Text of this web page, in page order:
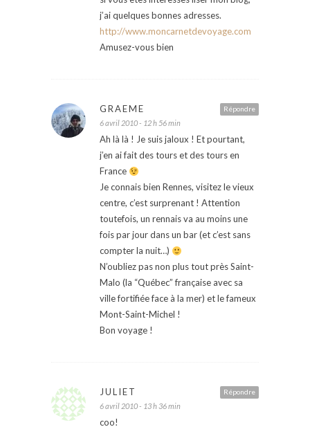
j’ai quelques bonnes adresses.
http://www.moncarnetdevoyage.com
Amusez-vous bien
Répondre
GRAEME
6 avril 2010 - 12 h 56 min
Ah là là ! Je suis jaloux ! Et pourtant,
j’en ai fait des tours et des tours en
France
Je connais bien Rennes, visitez le vieux
centre, c’est surprenant ! Attention
toutefois, un rennais va au moins une
fois par jour dans un bar (et c’est sans
compter la nuit…)
N’oubliez pas non plus tout près Saint-
Malo (la “Québec” française avec sa
ville fortifiée face à la mer) et le fameux
Mont-Saint-Michel !
Bon voyage !
Répondre
JULIET
6 avril 2010 - 13 h 36 min
coo!